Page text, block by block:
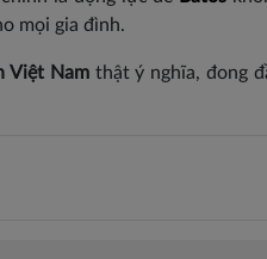
mọi gia đình.
Việt Namthật ý nghĩa, đong